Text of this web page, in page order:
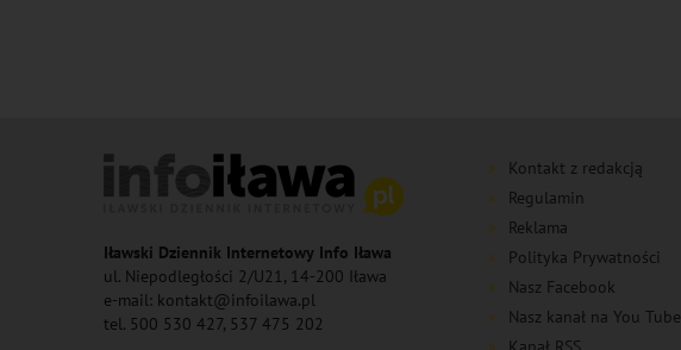
Iławski Dziennik Internetowy Info Iława
ul. Niepodległości 2/U21, 14-200 Iława
e-mail: kontakt@infoilawa.pl
tel. 500 530 427, 537 475 202
Kontakt z redakcją
Regulamin
Reklama
Polityka Prywatności
Nasz Facebook
Nasz kanał na You Tube